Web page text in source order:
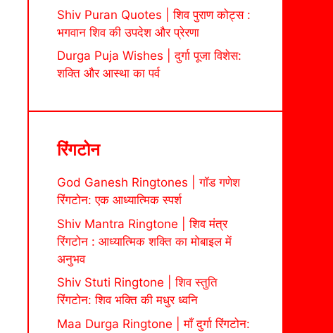
Shiv Puran Quotes | शिव पुराण कोट्स :
भगवान शिव की उपदेश और प्रेरणा
Durga Puja Wishes | दुर्गा पूजा विशेस:
शक्ति और आस्था का पर्व
रिंगटोन
God Ganesh Ringtones | गॉड गणेश
रिंगटोन: एक आध्यात्मिक स्पर्श
Shiv Mantra Ringtone | शिव मंत्र
रिंगटोन : आध्यात्मिक शक्ति का मोबाइल में
अनुभव
Shiv Stuti Ringtone | शिव स्तुति
रिंगटोन: शिव भक्ति की मधुर ध्वनि
Maa Durga Ringtone | माँ दुर्गा रिंगटोन: